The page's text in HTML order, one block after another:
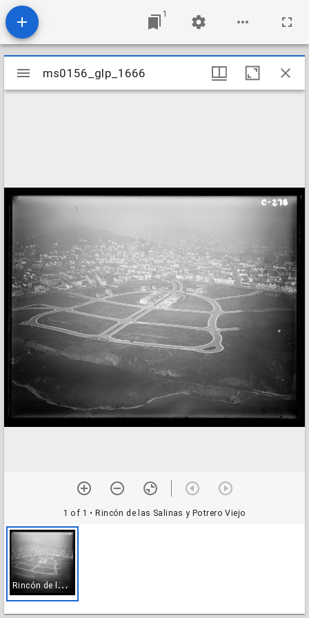
1
Mirador
viewer
ms0156_glp_1666
1 of 1 • Rincón de las Salinas y Potrero Viejo
R
incón de las Salinas y Potrero Viejo
ms0156_glp_1666